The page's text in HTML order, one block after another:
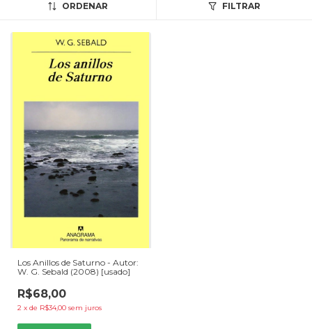
ORDENAR FILTRAR
Los Anillos de Saturno - Autor:
W. G. Sebald (2008) [usado]
R$68,00
2 x de R$34,00 sem juros